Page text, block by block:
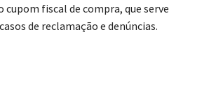
cupom fiscal de compra, que serve
de reclamação e denúncias.